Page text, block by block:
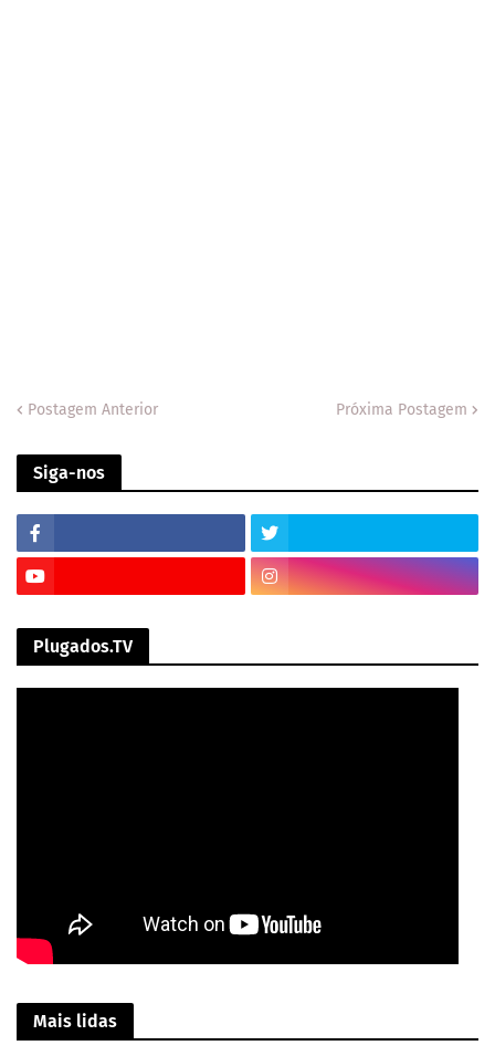
Postagem Anterior Próxima Postagem
Siga-nos
Plugados.TV
Mais lidas